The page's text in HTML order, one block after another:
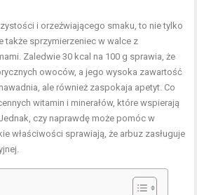
i orzeźwiającego smaku, to nie tylko
także sprzymierzeniec w walce z
Zaledwie 30 kcal na 100 g sprawia, że
owoców, a jego wysoka zawartość
ale również zaspokaja apetyt. Co
witamin i minerałów, które wspierają
czy naprawdę może pomóc w
właściwości sprawiają, że arbuz zasługuje